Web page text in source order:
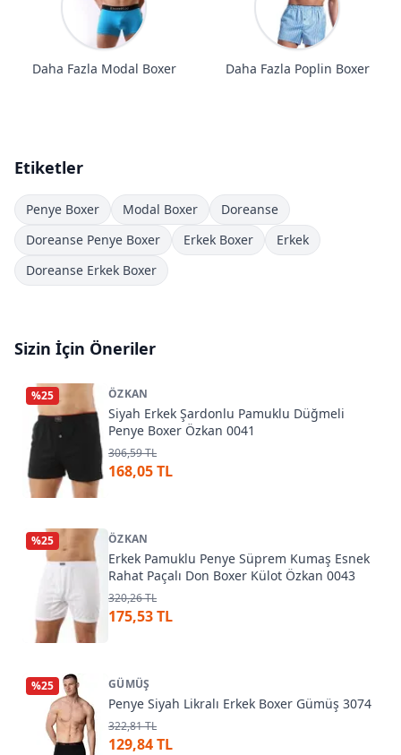
Daha Fazla Modal Boxer Daha Fazla Poplin Boxer
Etiketler
Penye Boxer Modal Boxer
Doreanse
Doreanse Penye Boxer
Erkek Boxer
Erkek
Doreanse Erkek Boxer
Sizin İçin Öneriler
%25 ÖZKAN
Siyah Erkek Şardonlu Pamuklu Düğmeli
Penye Boxer Özkan 0041
306,59 TL
168,05 TL
%25 ÖZKAN
Erkek Pamuklu Penye Süprem Kumaş Esnek
Rahat Paçalı Don Boxer Külot Özkan 0043
320,26 TL
175,53 TL
%25 GÜMÜŞ
Penye Siyah Likralı Erkek Boxer Gümüş 3074
322,81 TL
129,84 TL